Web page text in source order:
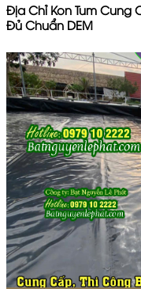
Địa Chỉ Kon Tum Cung
Đủ Chuẩn DEM